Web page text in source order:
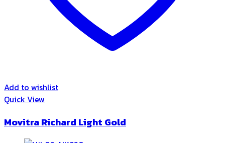
Add to wishlist
Quick View
Movitra Richard Light Gold